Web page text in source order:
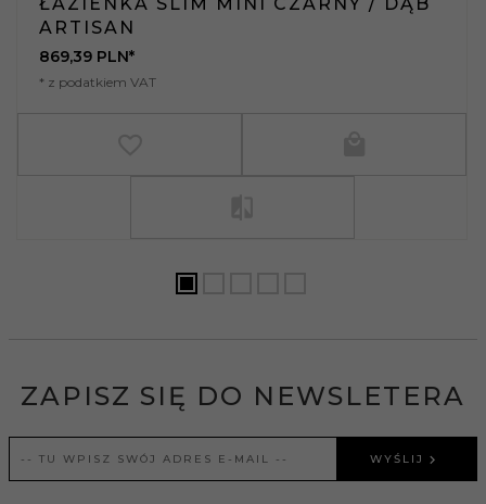
ARTISAN
869,39 PLN*
* z podatkiem VAT
ZAPISZ SIĘ DO NEWSLETERA
WYŚLIJ